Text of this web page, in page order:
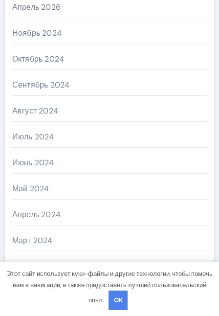
Апрель 2026
Ноябрь 2024
Октябрь 2024
Сентябрь 2024
Август 2024
Июль 2024
Июнь 2024
Май 2024
Апрель 2024
Март 2024
Этот сайт использует куки-файлы и другие технологии, чтобы помочь
вам в навигации, а также предоставить лучший пользовательский
опыт.
OK